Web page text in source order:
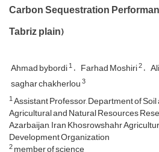
Carbon Sequestration
Tabriz plain)
Ahmad bybordi1 Farhad Moshiri2
saghar chakherlou3
1Assistant Professor, Department of
Agricultural and Natural Resources
Azarbaijan, Iran Khosrowshahr
Development Organization
2